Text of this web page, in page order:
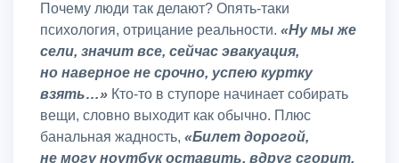
Почему люди так делают? Опять-таки
психология, отрицание реальности. «Ну мы же
сели, значит все, сейчас эвакуация,
но наверное не срочно, успею куртку
взять…» Кто-то в ступоре начинает собирать
вещи, словно выходит как обычно. Плюс
банальная жадность, «Билет дорогой,
не могу ноутбук оставить, вдруг сгорит,